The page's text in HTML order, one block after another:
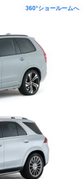
360°ショールームへ